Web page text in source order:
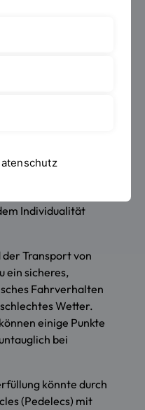
Gebieten eine
ist nur dann
Individualität
Transport von
ein sicheres,
Fahrverhalten
Wetter.
einige Punkte
bei
könnte durch
(Pedelecs) mit